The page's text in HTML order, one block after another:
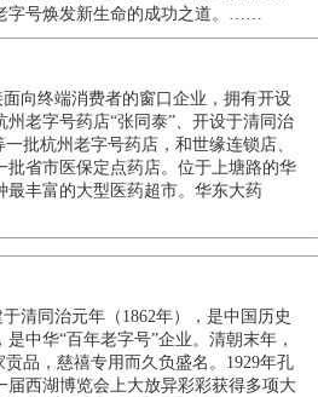
字号焕发新生命的成功之道。……
终端消费者的窗口企业，拥有开设
州老字号药店“张同泰”、开设于清同治
一批杭州老字号药店，和世缘连锁店、
批省市医保定点药店。位于上塘路的华
最丰富的大型医药超市。华东大药
同治元年（1862年），是中国历史
是中华“百年老字号”企业。清朝末年，
品，慈禧专用而久负盛名。1929年孔
届西湖博览会上大放异彩彩获得多项大